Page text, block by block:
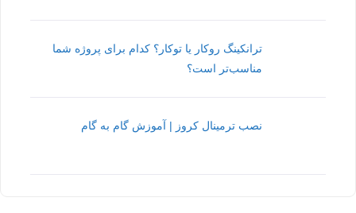
ترانکینگ روکار یا توکار؟ کدام برای پروژه شما
مناسب‌تر است؟
نصب ترمینال کروز | آموزش گام به گام